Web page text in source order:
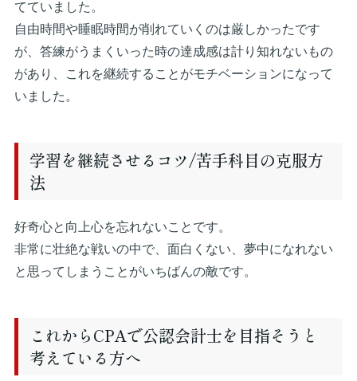
てていました。
自由時間や睡眠時間が削れていくのは厳しかったです
が、答練がうまくいった時の達成感は計り知れないもの
があり、これを継続することがモチベーションになって
いました。
学習を継続させるコツ/苦手科目の克服方
法
好奇心と向上心を忘れないことです。
非常に壮絶な戦いの中で、面白くない、夢中になれない
と思ってしまうことがいちばんの敵です。
これからCPAで公認会計士を目指そうと
考えている方へ